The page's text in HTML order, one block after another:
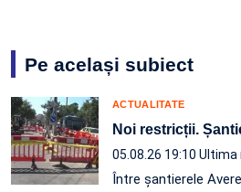
Pe același subiect
ACTUALITATE
Noi restricții.
05.08.26 19:10 Ultima
Între șantierele